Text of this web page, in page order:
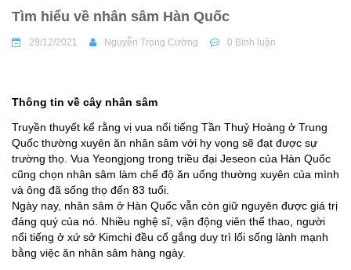
Tìm hiểu về nhân sâm Hàn Quốc
29/12/2021 Nguyễn Trọng Cường 0 Bình luận
Thông tin về cây nhân sâm
Truyền thuyết kể rằng vị vua nổi tiếng Tần Thuỷ Hoàng ở Trung
Quốc thường xuyên ăn nhân sâm với hy vọng sẽ đạt được sự
trường thọ. Vua Yeongjong trong triều đại Jeseon của Hàn Quốc
cũng chọn nhân sâm làm chế độ ăn uống thường xuyên của mình
và ông đã sống thọ đến 83 tuổi.
Ngày nay, nhân sâm ở Hàn Quốc vẫn còn giữ nguyên được giá trị
đáng quý của nó. Nhiều nghệ sĩ, vận động viên thể thao, người
nổi tiếng ở xứ sở Kimchi đều cố gắng duy trì lối sống lành mạnh
bằng việc ăn nhân sâm hàng ngày.